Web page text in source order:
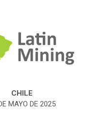
CHILE
MAYO DE 2025